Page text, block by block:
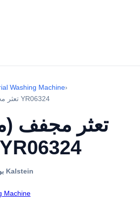
Washing Machine›
70KG تعثر مجفف (مع المغلفة) YR06324
المغلفة) YR06324
بواسطة Kalstein
Machine